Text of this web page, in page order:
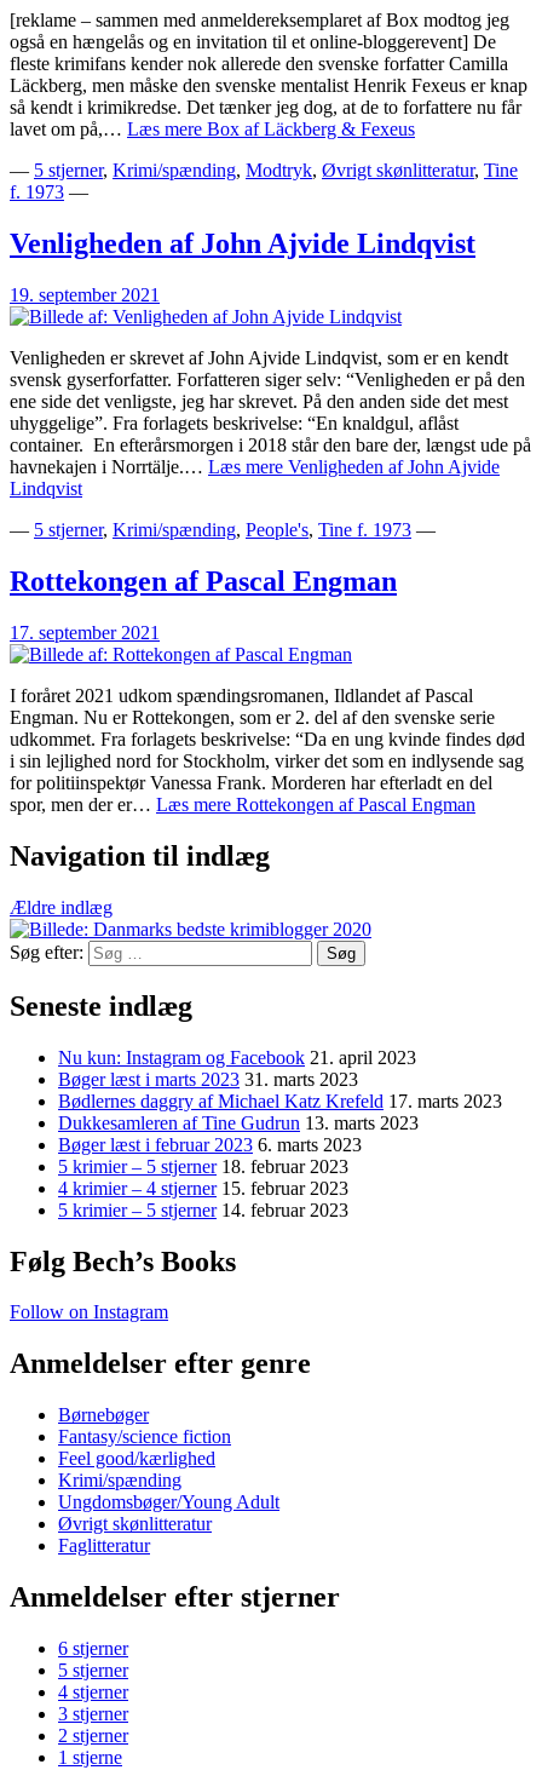
[reklame – sammen med anmeldereksemplaret af Box modtog jeg
også en hængelås og en invitation til et online-bloggerevent] De
fleste krimifans kender nok allerede den svenske forfatter Camilla
Läckberg, men måske den svenske mentalist Henrik Fexeus er knap
så kendt i krimikredse. Det tænker jeg dog, at de to forfattere nu får
lavet om på,… Læs mere Box af Läckberg & Fexeus
— 5 stjerner, Krimi/spænding, Modtryk, Øvrigt skønlitteratur, Tine
f. 1973 —
Venligheden af John Ajvide Lindqvist
19. september 2021
Venligheden er skrevet af John Ajvide Lindqvist, som er en kendt
svensk gyserforfatter. Forfatteren siger selv: “Venligheden er på den
ene side det venligste, jeg har skrevet. På den anden side det mest
uhyggelige”. Fra forlagets beskrivelse: “En knaldgul, aflåst
container. En efterårsmorgen i 2018 står den bare der, længst ude på
havnekajen i Norrtälje.… Læs mere Venligheden af John Ajvide
Lindqvist
— 5 stjerner, Krimi/spænding, People's, Tine f. 1973 —
Rottekongen af Pascal Engman
17. september 2021
I foråret 2021 udkom spændingsromanen, Ildlandet af Pascal
Engman. Nu er Rottekongen, som er 2. del af den svenske serie
udkommet. Fra forlagets beskrivelse: “Da en ung kvinde findes død
i sin lejlighed nord for Stockholm, virker det som en indlysende sag
for politiinspektør Vanessa Frank. Morderen har efterladt en del
spor, men der er… Læs mere Rottekongen af Pascal Engman
Navigation til indlæg
Ældre indlæg
Søg efter:
Seneste indlæg
Nu kun: Instagram og Facebook 21. april 2023
Bøger læst i marts 2023 31. marts 2023
Bødlernes daggry af Michael Katz Krefeld 17. marts 2023
Dukkesamleren af Tine Gudrun 13. marts 2023
Bøger læst i februar 2023 6. marts 2023
5 krimier – 5 stjerner 18. februar 2023
4 krimier – 4 stjerner 15. februar 2023
5 krimier – 5 stjerner 14. februar 2023
Følg Bech’s Books
Follow on Instagram
Anmeldelser efter genre
Børnebøger
Fantasy/science fiction
Feel good/kærlighed
Krimi/spænding
Ungdomsbøger/Young Adult
Øvrigt skønlitteratur
Faglitteratur
Anmeldelser efter stjerner
6 stjerner
5 stjerner
4 stjerner
3 stjerner
2 stjerner
1 stjerne